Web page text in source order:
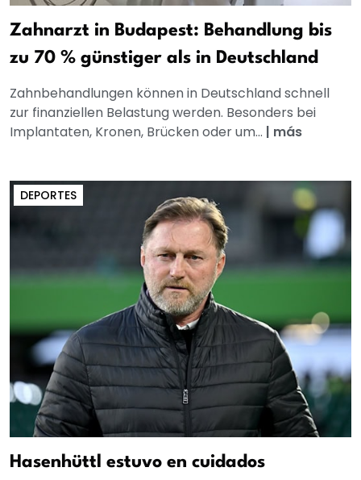
Zahnarzt in Budapest: Behandlung bis
zu 70 % günstiger als in Deutschland
Zahnbehandlungen können in Deutschland schnell
zur finanziellen Belastung werden. Besonders bei
Implantaten, Kronen, Brücken oder um... | más
DEPORTES
Hasenhüttl estuvo en cuidados